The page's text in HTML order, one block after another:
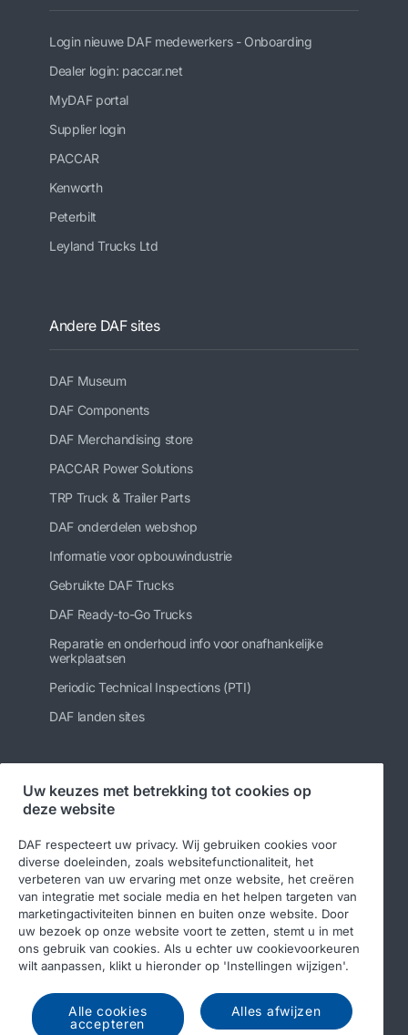
Login nieuwe DAF medewerkers - Onboarding
Dealer login: paccar.net
MyDAF portal
Supplier login
PACCAR
Kenworth
Peterbilt
Leyland Trucks Ltd
Andere DAF sites
DAF Museum
DAF Components
DAF Merchandising store
PACCAR Power Solutions
TRP Truck & Trailer Parts
DAF onderdelen webshop
Informatie voor opbouwindustrie
Gebruikte DAF Trucks
DAF Ready-to-Go Trucks
Reparatie en onderhoud info voor onafhankelijke
werkplaatsen
Periodic Technical Inspections (PTI)
DAF landen sites
Volg ons
© 2026 DAF Legal notice
Privacy statement
Algemene voorwaarden
DAF en cookies
Uw keuzes met betrekking tot cookies op
deze website
DAF respecteert uw privacy. Wij gebruiken cookies voor
diverse doeleinden, zoals websitefunctionaliteit, het
verbeteren van uw ervaring met onze website, het creëren
van integratie met sociale media en het helpen targeten van
marketingactiviteiten binnen en buiten onze website. Door
uw bezoek op onze website voort te zetten, stemt u in met
ons gebruik van cookies. Als u echter uw cookievoorkeuren
wilt aanpassen, klikt u hieronder op 'Instellingen wijzigen'.
Alle cookies
accepteren
Alles afwijzen